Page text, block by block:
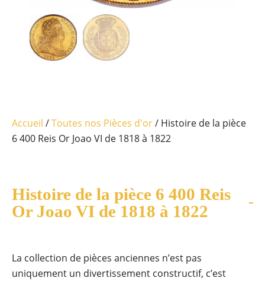
Accueil /Toutes nos Pièces d'or/ Histoire de la pièce
6 400 Reis Or Joao VI de 1818 à 1822
Histoire de la pièce 6 400 Reis
Or Joao VI de 1818 à 1822
La collection de pièces anciennes n’est pas
uniquement un divertissement constructif, c’est